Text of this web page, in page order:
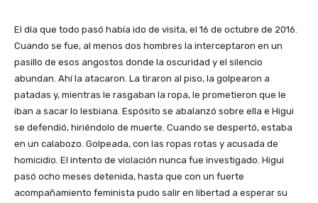
El día que todo pasó había ido de visita, el 16 de octubre de 2016.
Cuando se fue, al menos dos hombres la interceptaron en un
pasillo de esos angostos donde la oscuridad y el silencio
abundan. Ahí la atacaron. La tiraron al piso, la golpearon a
patadas y, mientras le rasgaban la ropa, le prometieron que le
iban a sacar lo lesbiana. Espósito se abalanzó sobre ella e Higui
se defendió, hiriéndolo de muerte. Cuando se despertó, estaba
en un calabozo. Golpeada, con las ropas rotas y acusada de
homicidio. El intento de violación nunca fue investigado. Higui
pasó ocho meses detenida, hasta que con un fuerte
acompañamiento feminista pudo salir en libertad a esperar su